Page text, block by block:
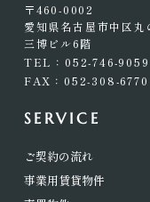
〒460-0002
愛知県名古屋市中区
三博ビル6階
TEL：052-746-9059
FAX：052-308-6770
SERVICE
ご契約の流れ
事業用賃貸物件